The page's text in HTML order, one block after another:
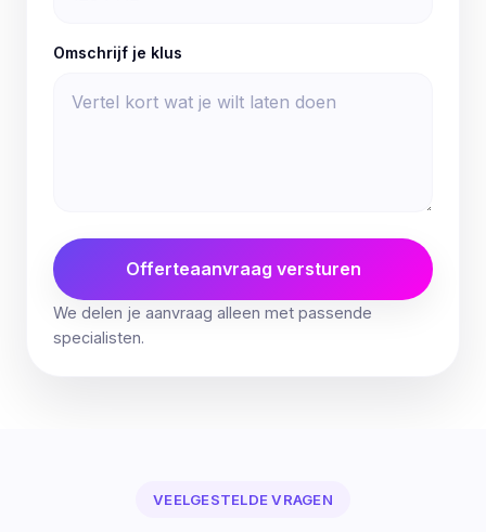
Omschrijf je klus
Offerteaanvraag versturen
We delen je aanvraag alleen met passende
specialisten.
VEELGESTELDE VRAGEN